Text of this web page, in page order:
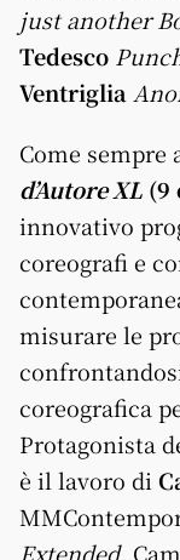
just another
Tedesco
Ventriglia
Come sempre
d’Autore XL (9
innovativo
coreografi e
misurare le
coreografica
Protagonista
è il lavoro di
Extended,